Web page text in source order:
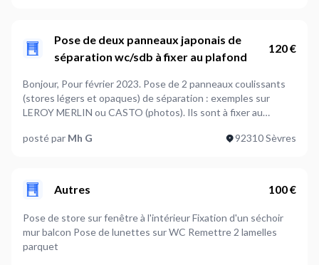
Pose de deux panneaux japonais de
séparation wc/sdb à fixer au plafond
120 €
Bonjour, Pour février 2023. Pose de 2 panneaux coulissants
(stores légers et opaques) de séparation : exemples sur
LEROY MERLIN ou CASTO (photos). Ils sont à fixer au
posté par Mh G 92310 Sèvres
Autres 100 €
Pose de store sur fenêtre à l'intérieur Fixation d'un séchoir
mur balcon Pose de lunettes sur WC Remettre 2 lamelles
parquet